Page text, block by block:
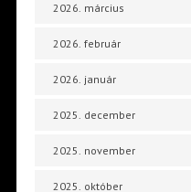
2026. március
2026. február
2026. január
2025. december
2025. november
2025. október